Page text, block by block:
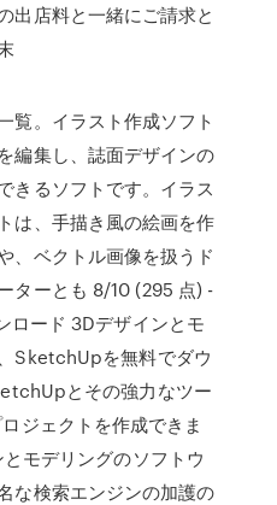
出店料と一緒にご請求と
覧。イラスト作成ソフト
編集し、誌面デザインの
きるソフトです。イラス
は、手描き風の絵画を作
、ベクトル画像を扱うド
ターとも 8/10 (295 点) -
ード 3Dデザインとモ
SketchUpを無料でダウ
とその強力なツー
ジェクトを作成できま
モデリングのソフトウ
な検索エンジンの加護の